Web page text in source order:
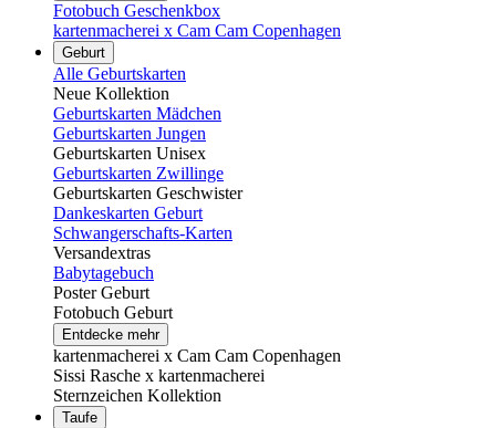
Fotobuch Geschenkbox
kartenmacherei x Cam Cam Copenhagen
Geburt
Alle Geburtskarten
Neue Kollektion
Geburtskarten Mädchen
Geburtskarten Jungen
Geburtskarten Unisex
Geburtskarten Zwillinge
Geburtskarten Geschwister
Dankeskarten Geburt
Schwangerschafts-Karten
Versandextras
Babytagebuch
Poster Geburt
Fotobuch Geburt
Entdecke mehr
kartenmacherei x Cam Cam Copenhagen
Sissi Rasche x kartenmacherei
Sternzeichen Kollektion
Taufe